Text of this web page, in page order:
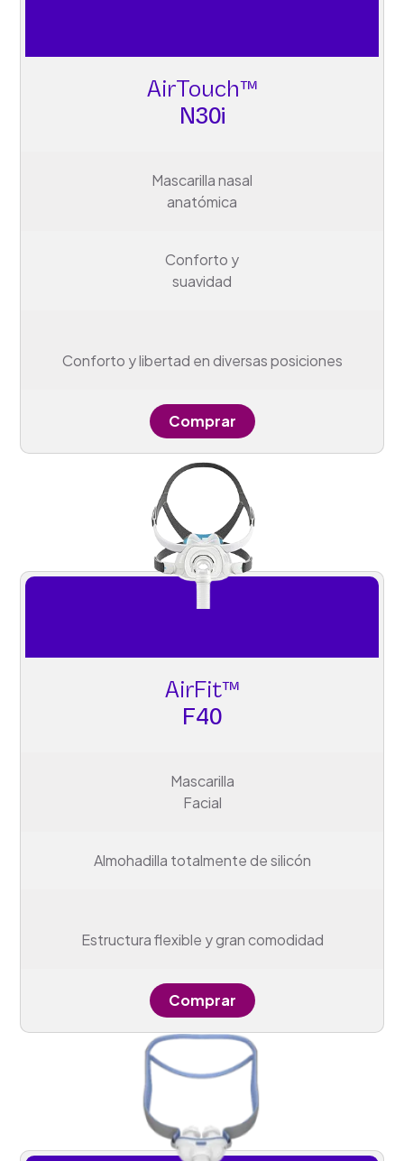
AirTouch™
N30i
Mascarilla nasal
anatómica
Conforto y
suavidad
Conforto y libertad en diversas posiciones
Comprar
AirFit™
F40
Mascarilla
Facial
Almohadilla totalmente de silicón
Estructura flexible y gran comodidad
Comprar